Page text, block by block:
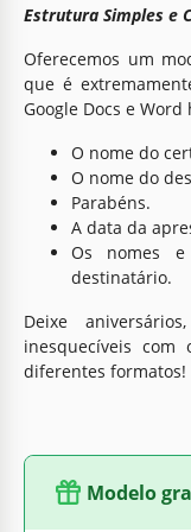
Estrutura Simples e
Oferecemos um
que é
Google Docs e
O nome do
O nome do
Parabéns.
A data da
Os nomes
destinatário.
Deixe
inesquecíveis com
diferentes formatos!
Modelo